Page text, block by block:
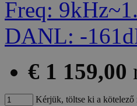
€ 1 159,00
Kérjük, töltse ki a kötelező